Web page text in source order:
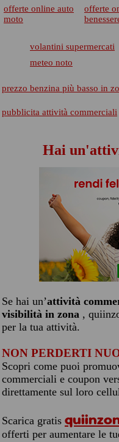
offerte online auto
moto
offerte
volantini supermercati
meteo noto
prezzo benzina più basso in
pubblicita attività commerciali
Hai
Se hai un’attività
visibilità in zona ,
per la tua attività.
NON PERDERTI
Scopri come puoi
commerciali e coupon
direttamente sul loro
Scarica gratis
offerti per aumentare le